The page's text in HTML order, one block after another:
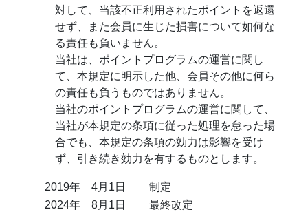
対して、当該不正利用されたポイントを返還
せず、また会員に生じた損害について如何な
る責任も負いません。
当社は、ポイントプログラムの運営に関し
て、本規定に明示した他、会員その他に何ら
の責任も負うものではありません。
当社のポイントプログラムの運営に関して、
当社が本規定の条項に従った処理を怠った場
合でも、本規定の条項の効力は影響を受け
ず、引き続き効力を有するものとします。
2019年 4月1日
制定
2024年 8月1日
最終改定